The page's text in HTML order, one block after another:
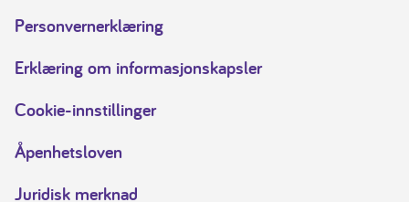
Personvernerklæring
Erklæring om informasjonskapsler
Cookie-innstillinger
Åpenhetsloven
Juridisk merknad